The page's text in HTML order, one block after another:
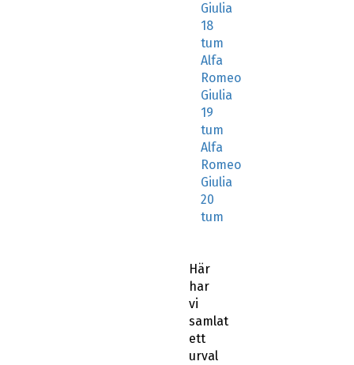
Giulia
18
tum
Alfa
Romeo
Giulia
19
tum
Alfa
Romeo
Giulia
20
tum
Här
har
vi
samlat
ett
urval